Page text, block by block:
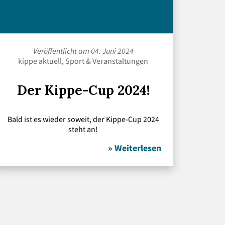
Veröffentlicht am 04. Juni 2024
kippe aktuell, Sport&Veranstaltungen
Der Kippe-Cup 2024!
Bald ist es wieder soweit, der Kippe-Cup 2024
steht an!
» Weiterlesen